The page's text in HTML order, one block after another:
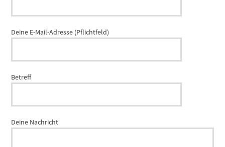
Deine E-Mail-Adresse (Pflichtfeld)
Betreff
Deine Nachricht